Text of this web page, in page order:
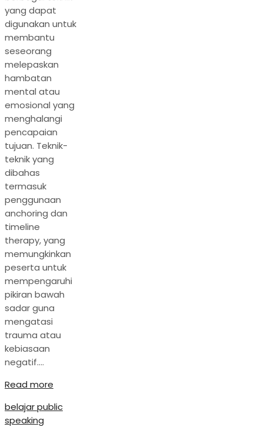
yang dapat
digunakan untuk
membantu
seseorang
melepaskan
hambatan
mental atau
emosional yang
menghalangi
pencapaian
tujuan. Teknik-
teknik yang
dibahas
termasuk
penggunaan
anchoring dan
timeline
therapy, yang
memungkinkan
peserta untuk
mempengaruhi
pikiran bawah
sadar guna
mengatasi
trauma atau
kebiasaan
negatif.…
Read more
belajar public
speaking